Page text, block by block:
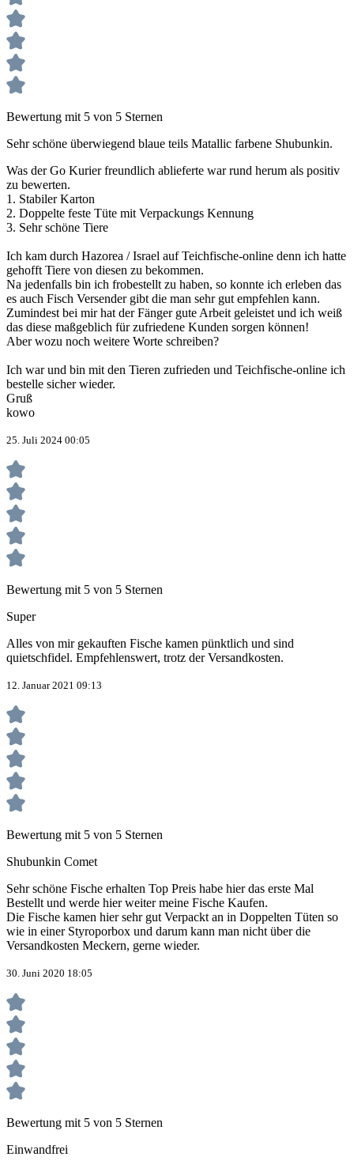
Bewertung mit 5 von 5 Sternen
Sehr schöne überwiegend blaue teils Matallic farbene Shubunkin.
Was der Go Kurier freundlich ablieferte war rund herum als positiv
zu bewerten.
1. Stabiler Karton
2. Doppelte feste Tüte mit Verpackungs Kennung
3. Sehr schöne Tiere
Ich kam durch Hazorea / Israel auf Teichfische-online denn ich hatte
gehofft Tiere von diesen zu bekommen.
Na jedenfalls bin ich frobestellt zu haben, so konnte ich erleben das
es auch Fisch Versender gibt die man sehr gut empfehlen kann.
Zumindest bei mir hat der Fänger gute Arbeit geleistet und ich weiß
das diese maßgeblich für zufriedene Kunden sorgen können!
Aber wozu noch weitere Worte schreiben?
Ich war und bin mit den Tieren zufrieden und Teichfische-online ich
bestelle sicher wieder.
Gruß
kowo
25. Juli 2024 00:05
Bewertung mit 5 von 5 Sternen
Super
Alles von mir gekauften Fische kamen pünktlich und sind
quietschfidel. Empfehlenswert, trotz der Versandkosten.
12. Januar 2021 09:13
Bewertung mit 5 von 5 Sternen
Shubunkin Comet
Sehr schöne Fische erhalten Top Preis habe hier das erste Mal
Bestellt und werde hier weiter meine Fische Kaufen.
Die Fische kamen hier sehr gut Verpackt an in Doppelten Tüten so
wie in einer Styroporbox und darum kann man nicht über die
Versandkosten Meckern, gerne wieder.
30. Juni 2020 18:05
Bewertung mit 5 von 5 Sternen
Einwandfrei